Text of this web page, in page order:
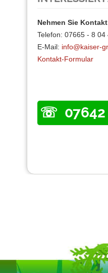
Nehmen Sie
Telefon: 07665 - 8 04
E-Mail: info@kaiser-
Kontakt-Formular